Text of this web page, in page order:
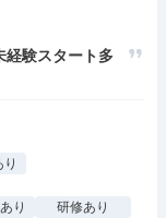
経験スタート多
り
研修あり